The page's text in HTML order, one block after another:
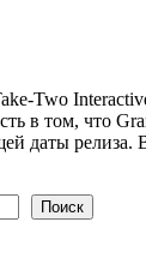
Two
в том, что
даты
Поиск